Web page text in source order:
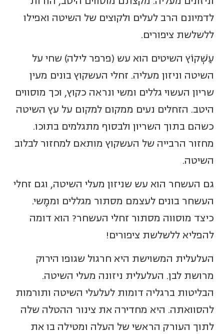
לדמיונם הרב לעלים ולקוצים של השיטה ואפילו
ללשלשת ציפורים.
עַשְׁקוֹץ השיטים הוא עש (פרפר לילה) שחי על
השיטה וניזון מעליה. זחלי העשקוץ בונים מעין
שריון העשוי גללים ומשי ונראה כקוץ, וכך מוסווים
היטב. הזחלים נעים ממקום למקום על עץ השיטה
כשהם בתוך השריון ולבסוף מתגלמים בתוכו.
מחזור הרבייה של העשקוץ מותאם למחזור לבלוב
השיטה.
גם העשחר הוא עש שניזון מעלי השיטה, וגם זחלי
העשחר בונים לעצמם מסתור מגללים וממֶשי.
כיצד מוסווה מסתור זחלי העשחר? הוא דומה
להפליא ללשלשת ציפורים!
העלעלית המשוישת היא חרגול שגופו הירוק
מרושת לבן. העלעלית ניזונה מעלי השיטה.
הבליטות ברגליה דומות לעלעלי השיטה ותורמות
להסוואתה. היא מחדירה את צינור ההטלה שלה
לתוך העורק הראשי של העלה ומטילה בו את